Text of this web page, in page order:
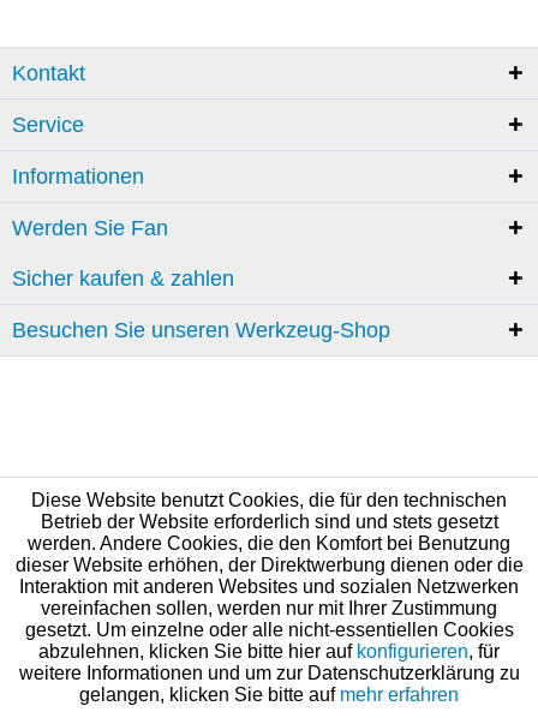
Kontakt
Service
Informationen
Werden Sie Fan
Sicher kaufen & zahlen
Besuchen Sie unseren Werkzeug-Shop
Diese Website benutzt Cookies, die für den technischen
Betrieb der Website erforderlich sind und stets gesetzt
werden. Andere Cookies, die den Komfort bei Benutzung
dieser Website erhöhen, der Direktwerbung dienen oder die
Interaktion mit anderen Websites und sozialen Netzwerken
vereinfachen sollen, werden nur mit Ihrer Zustimmung
gesetzt. Um einzelne oder alle nicht-essentiellen Cookies
abzulehnen, klicken Sie bitte hier auf konfigurieren, für
weitere Informationen und um zur Datenschutzerklärung zu
gelangen, klicken Sie bitte auf mehr erfahren